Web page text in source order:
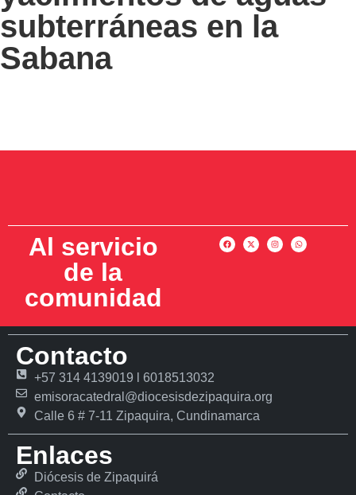
subterráneas en la
Sabana
Al servicio
de la
comunidad
Contacto
+57 314 4139019 l 6018513032
emisoracatedral@diocesisdezipaquira.org
Calle 6 # 7-11 Zipaquira, Cundinamarca
Enlaces
Diócesis de Zipaquirá